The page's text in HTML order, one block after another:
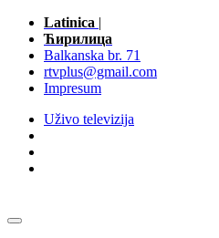
Latinica |
Ћирилица
Balkanska br. 71
rtvplus@gmail.com
Impresum
Uživo televizija